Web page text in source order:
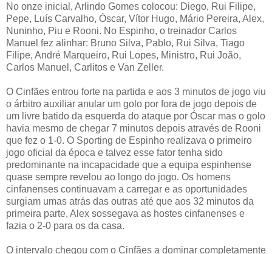
No onze inicial, Arlindo Gomes colocou: Diego, Rui Filipe,
Pepe, Luís Carvalho, Óscar, Vítor Hugo, Mário Pereira, Alex,
Nuninho, Piu e Rooni. No Espinho, o treinador Carlos
Manuel fez alinhar: Bruno Silva, Pablo, Rui Silva, Tiago
Filipe, André Marqueiro, Rui Lopes, Ministro, Rui João,
Carlos Manuel, Carlitos e Van Zeller.
O Cinfães entrou forte na partida e aos 3 minutos de jogo viu
o árbitro auxiliar anular um golo por fora de jogo depois de
um livre batido da esquerda do ataque por Óscar mas o golo
havia mesmo de chegar 7 minutos depois através de Rooni
que fez o 1-0. O Sporting de Espinho realizava o primeiro
jogo oficial da época e talvez esse fator tenha sido
predominante na incapacidade que a equipa espinhense
quase sempre revelou ao longo do jogo. Os homens
cinfanenses continuavam a carregar e as oportunidades
surgiam umas atrás das outras até que aos 32 minutos da
primeira parte, Alex sossegava as hostes cinfanenses e
fazia o 2-0 para os da casa.
O intervalo chegou com o Cinfães a dominar completamente